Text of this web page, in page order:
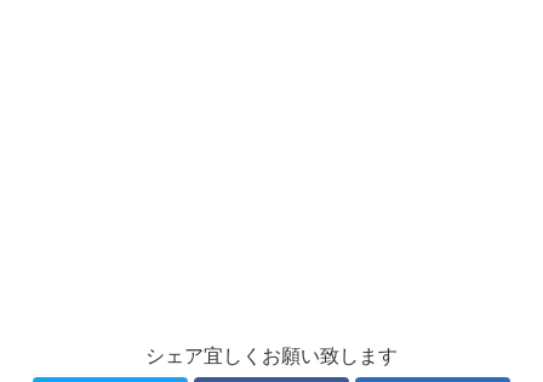
シェア宜しくお願い致します